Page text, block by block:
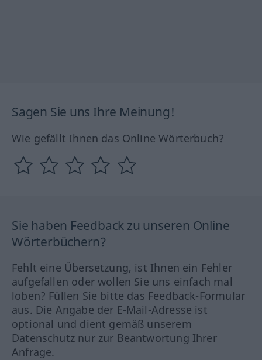
Sagen Sie uns Ihre Meinung!
Wie gefällt Ihnen das Online Wörterbuch?
Sie haben Feedback zu unseren Online
Wörterbüchern?
Fehlt eine Übersetzung, ist Ihnen ein Fehler
aufgefallen oder wollen Sie uns einfach mal
loben? Füllen Sie bitte das Feedback-Formular
aus. Die Angabe der E-Mail-Adresse ist
optional und dient gemäß unserem
Datenschutz nur zur Beantwortung Ihrer
Anfrage.